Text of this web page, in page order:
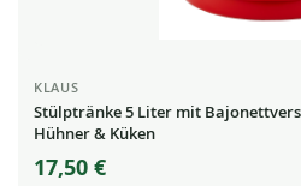
KLAUS
Stülptränke 5 Liter mit
Hühner & Küken
17,50 €